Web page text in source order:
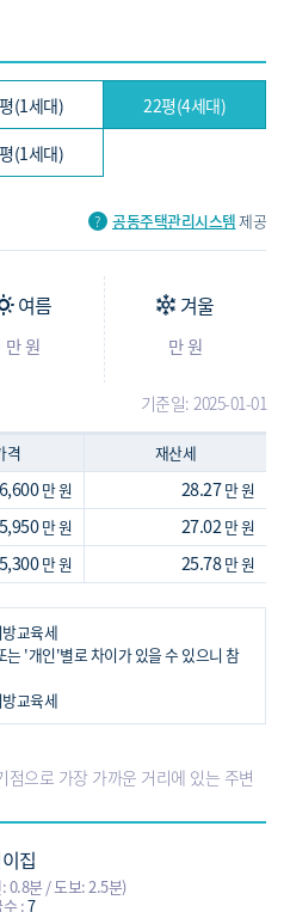
(1세대)
22평(4세대)
(1세대)
공동주택관리시스템제공
여름
만 원
겨울
만 원
기준일: 2025-01-01
격
재산세
만 원 28.27만 원
만 원 27.02 만 원
만 원 25.78만 원
교육세
'개인'별로 차이가 있을 수 있으니 참
교육세
점으로 가장 가까운 거리에 있는 주변
집
0.8분 / 도보: 2.5분)
:7